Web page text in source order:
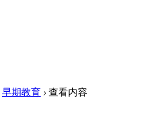
早期教育 › 查看内容